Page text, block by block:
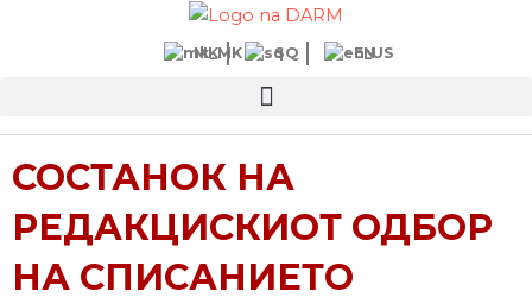
MK SQ EN
СОСТАНОК НА
РЕДАКЦИСКИОТ ОДБОР
НА СПИСАНИЕТО